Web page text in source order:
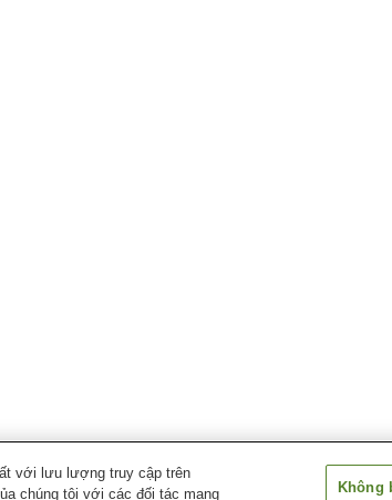
với lưu lượng truy cập trên
chúng tôi với các đối tác mạng
Không